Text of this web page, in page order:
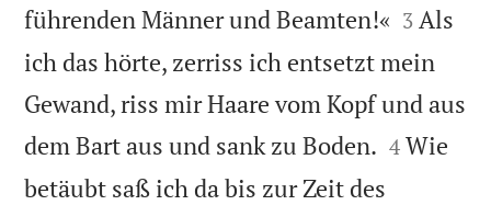
führenden Männer und Beamten!« 

3 Als
ich das hörte, zerriss ich entsetzt mein
Gewand, riss mir Haare vom Kopf und aus
dem Bart aus und sank zu Boden. 

4 Wie
betäubt saß ich da bis zur Zeit des